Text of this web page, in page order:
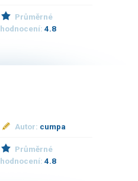
Průměrné
hodnocení:4.8
Autor: cumpa
Průměrné
hodnocení:4.8